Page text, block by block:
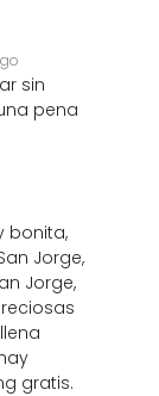
sin
pena
bonita,
Jorge,
Jorge,
gratis.